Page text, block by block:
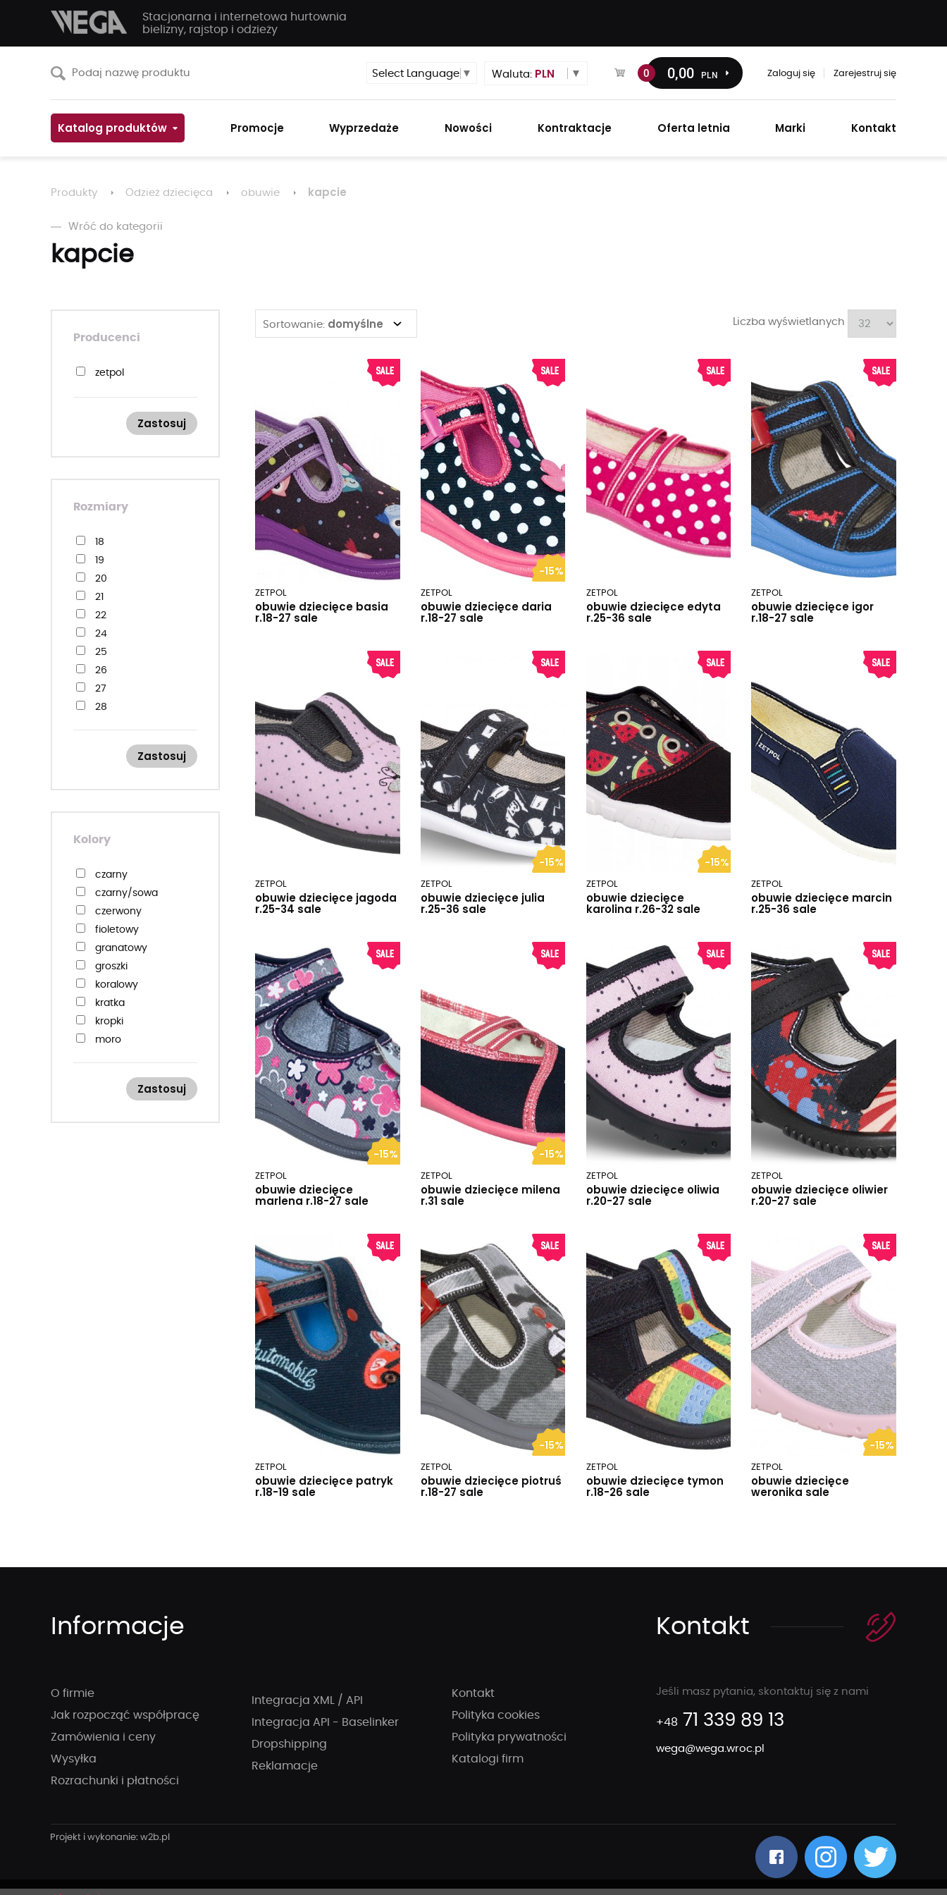
Stacjonarna i internetowa hurtownia
bielizny, rajstop i odzieży
Select Language ▼ Waluta: PLN 0 0,00 PLN Zaloguj się Zarejestruj się
Katalog produktów Promocje Wyprzedaże Nowości Kontraktacje Oferta letnia Marki Kontakt
Produkty Odzież dziecięca obuwie kapcie
Wróć do kategorii
kapcie
Producenci
zetpol
Zastosuj
Rozmiary
18
19
20
21
22
24
25
26
27
28
35
Zastosuj
Kolory
czarny
czarny/sowa
czerwony
fioletowy
granatowy
groszki
koralowy
kratka
kropki
moro
niebieski
różowy
Zastosuj
Sortowanie: domyślne Liczba wyświetlanych
ZETPOL
obuwie dziecięce basia
r.18-27 sale
-15%
ZETPOL
obuwie dziecięce daria
r.18-27 sale
ZETPOL
obuwie dziecięce edyta
r.25-36 sale
ZETPOL
obuwie dziecięce igor
r.18-27 sale
ZETPOL
obuwie dziecięce jagoda
r.25-34 sale
-15%
ZETPOL
obuwie dziecięce julia
r.25-36 sale
-15%
ZETPOL
obuwie dziecięce
karolina r.26-32 sale
ZETPOL
obuwie dziecięce marcin
r.25-36 sale
-15%
ZETPOL
obuwie dziecięce
marlena r.18-27 sale
-15%
ZETPOL
obuwie dziecięce milena
r.31 sale
ZETPOL
obuwie dziecięce oliwia
r.20-27 sale
ZETPOL
obuwie dziecięce oliwier
r.20-27 sale
ZETPOL
obuwie dziecięce patryk
r.18-19 sale
-15%
ZETPOL
obuwie dziecięce piotruś
r.18-27 sale
ZETPOL
obuwie dziecięce tymon
r.18-26 sale
-15%
ZETPOL
obuwie dziecięce
weronika sale
Informacje
O firmie
Jak rozpocząć współpracę
Zamówienia i ceny
Wysyłka
Rozrachunki i płatności
Integracja XML / API
Integracja API - Baselinker
Dropshipping
Reklamacje
Kontakt
Polityka cookies
Polityka prywatności
Katalogi firm
Kontakt
Jeśli masz pytania, skontaktuj się z nami
+48 71 339 89 13
wega@wega.wroc.pl